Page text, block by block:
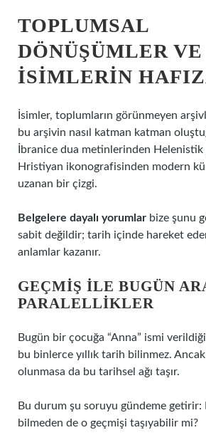
TOPLUMSAL
DÖNÜŞÜMLER VE
İSIMLERIN
İsimler, toplumların görünmeyen
bu arşivin nasıl katman katman
İbranice dua metinlerinden
Hristiyan ikonografisinden modern
uzanan bir çizgi.
Belgelere dayalı yorumlar bize şunu
sabit değildir; tarih içinde hareket
anlamlar kazanır.
GEÇMIŞ ILE BUGÜN
PARALELLIKLER
Bugün bir çocuğa “Anna” ismi
bu binlerce yıllık tarih bilinmez.
olunmasa da bu tarihsel ağı taşır.
Bu durum şu soruyu gündeme getirir:
bilmeden de o geçmişi taşıyabilir mi?